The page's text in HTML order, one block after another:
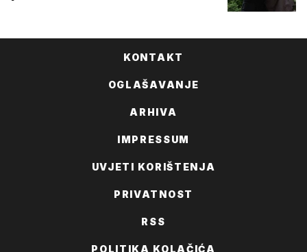
KONTAKT
OGLAŠAVANJE
ARHIVA
IMPRESSUM
UVJETI KORIŠTENJA
PRIVATNOST
RSS
POLITIKA KOLAČIĆA